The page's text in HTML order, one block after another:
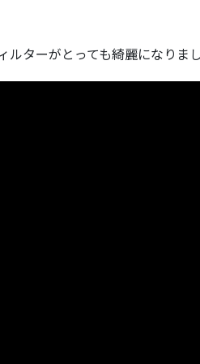
ルターがとっても綺麗になりま